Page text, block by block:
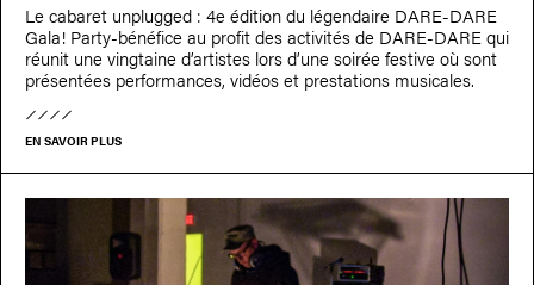
Le cabaret unplugged : 4e édition du légendaire DARE-DARE
Gala! Party-bénéfice au profit des activités de DARE-DARE qui
réunit une vingtaine d’artistes lors d’une soirée festive où sont
présentées performances, vidéos et prestations musicales.
EN SAVOIR PLUS